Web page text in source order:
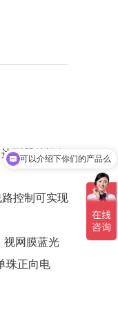
到器件运行
控制可实现
视网膜蓝光
珠正向电
可以介绍下你们的产品么